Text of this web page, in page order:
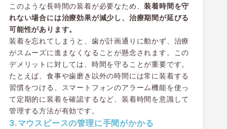
このような長時間の装着が必要なため、装着時間を守
れない場合には治療効果が減少し、治療期間が延びる
可能性があります。
装着を忘れてしまうと、歯が計画通りに動かず、治療
がスムーズに進まなくなることが懸念されます。この
デメリットに対しては、時間を守ることが重要です。
たとえば、食事や歯磨き以外の時間には常に装着する
習慣をつける、スマートフォンのアラーム機能を使っ
て定期的に装着を確認するなど、装着時間を意識して
管理する方法が有効です。
3.マウスピースの管理に手間がかかる